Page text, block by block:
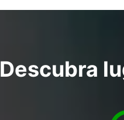
Descubra